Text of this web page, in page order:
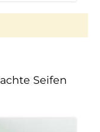
Seifen